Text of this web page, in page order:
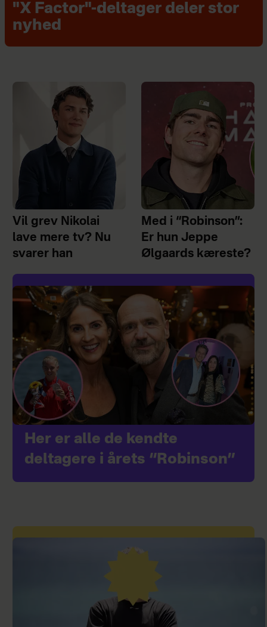
"X Factor"-deltager deler stor
nyhed
Vil grev Nikolai
lave mere tv? Nu
svarer han
Med i “Robinson”:
Er hun Jeppe
Ølgaards kæreste?
Her er alle de kendte
deltagere i årets “Robinson”